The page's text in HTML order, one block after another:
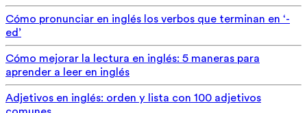
Cómo pronunciar en inglés los verbos que terminan en ‘-
ed’
Cómo mejorar la lectura en inglés: 5 maneras para
aprender a leer en inglés
Adjetivos en inglés: orden y lista con 100 adjetivos